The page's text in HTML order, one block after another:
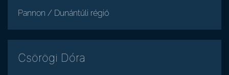
Pannon / Dunántúli régió
Csörögi Dóra